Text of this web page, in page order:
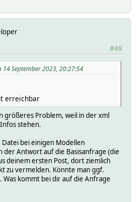
#49
September 2023, 20:27:54
erreichbar
größeres Problem, weil in der xml
stehen.
bei einigen Modellen
der Antwort auf die Basisanfrage (die
deinem ersten Post, dort ziemlich
zu vermelden. Könnte man ggf.
kommt bei dir auf die Anfrage